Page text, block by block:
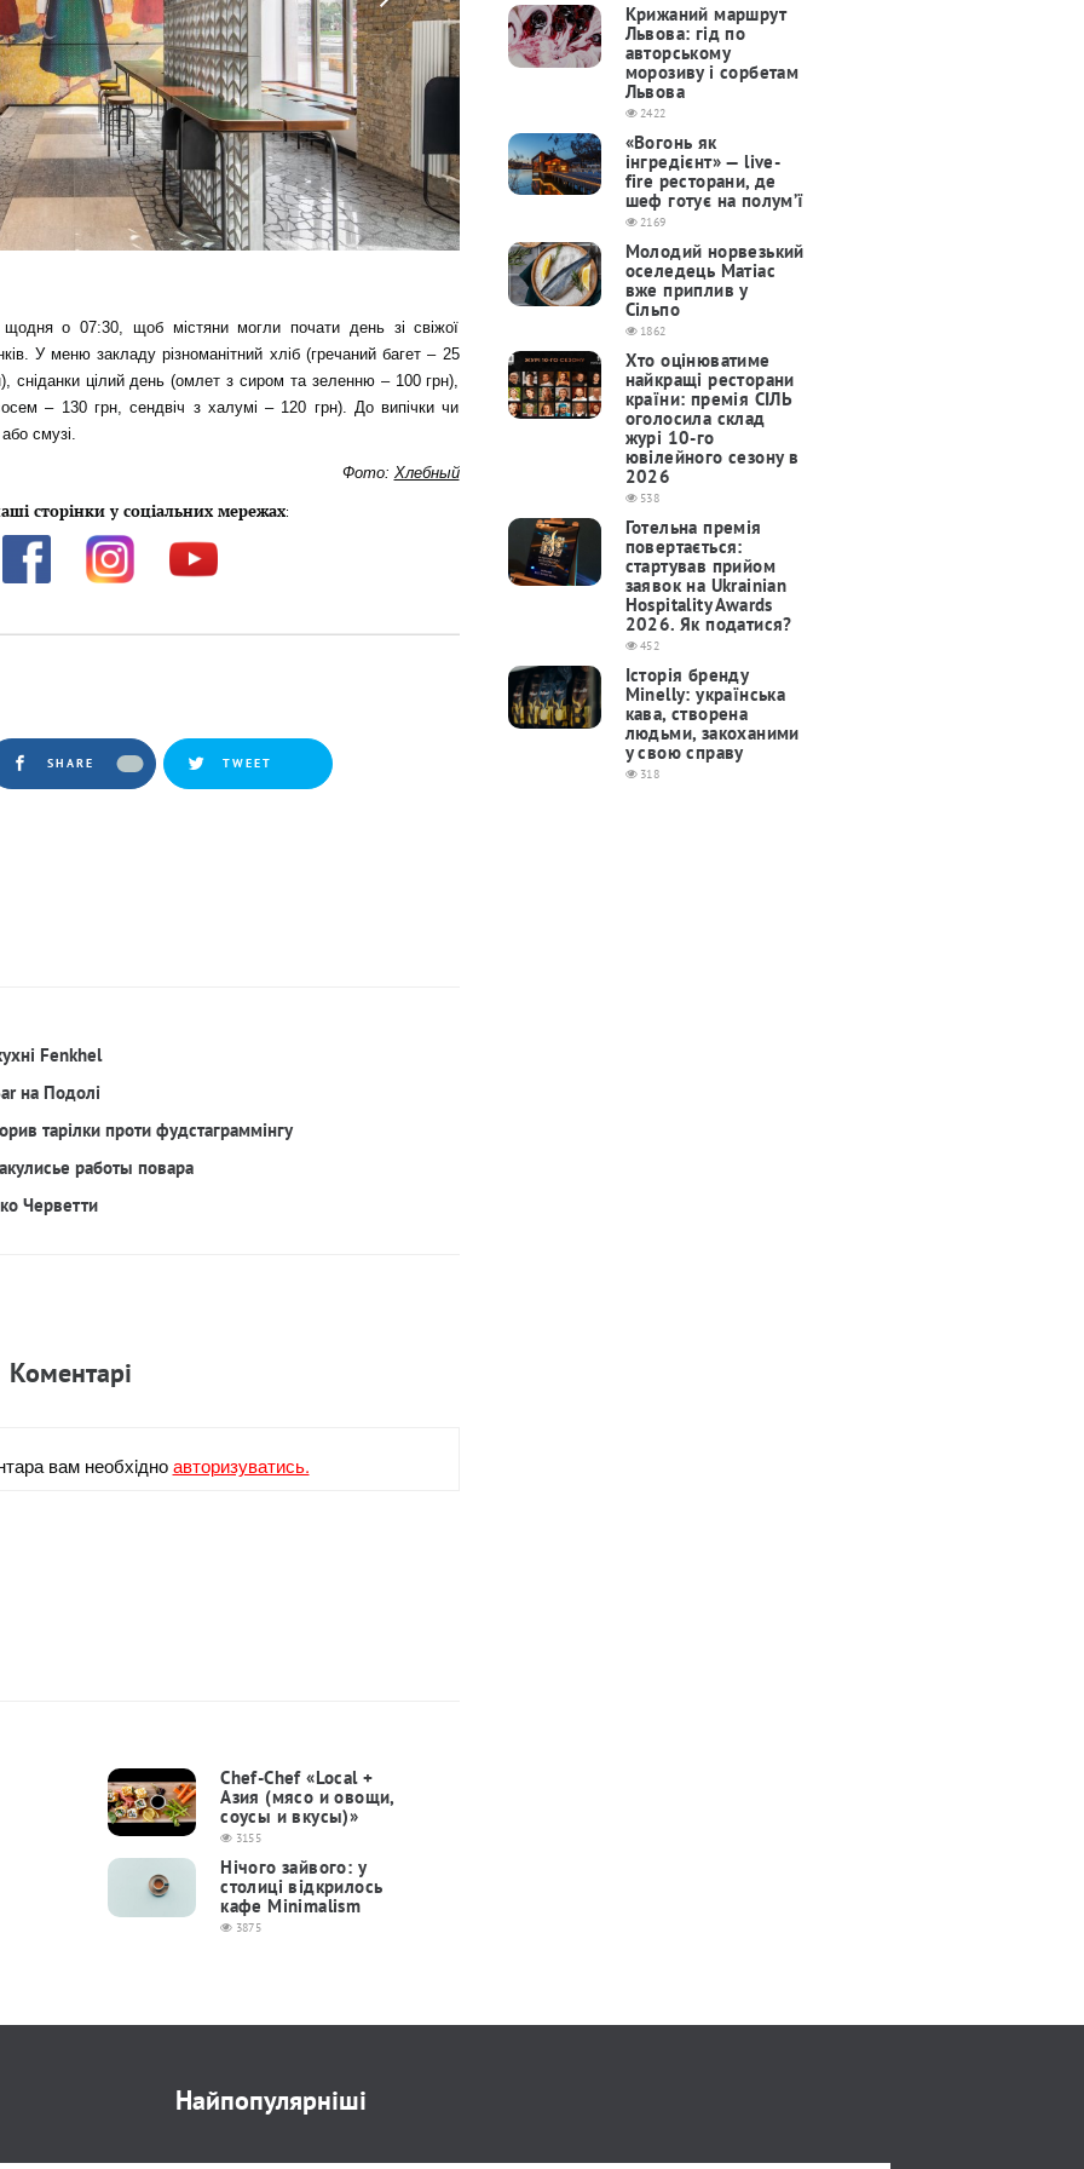
о 07:30, щоб містяни могли почати день зі свіжої
У меню закладу різноманітний хліб (гречаний багет – 25
сніданки цілий день (омлет з сиром та зеленню – 100 грн),
– 130 грн, сендвіч з халумі – 120 грн). До випічки чи
смузі.
Фото: Хлебный
сторінки у соціальних мережах:
SHARE TWEET
Fenkhel
на Подолі
тарілки проти фудстаграммінгу
работы повара
Черветти
Коментарi
вам необхiдноавторизуватись.
Chef-Chef «Local +
Азия (мясо и овощи,
соусы и вкусы)»
3155
Нічого зайвого: у
столиці відкрилось
кафе Minimalism
3875
Крижаний маршрут
Львова: гід по
авторському
морозиву і сорбетам
Львова
2422
«Вогонь як
інгредієнт» — live-
fire ресторани, де
шеф готує на полум’ї
2169
Молодий норвезький
оселедець Матіас
вже приплив у
Сільпо
1862
Хто оцінюватиме
найкращі ресторани
країни: премія СІЛЬ
оголосила склад
журі 10-го
ювілейного сезону в
2026
538
Готельна премія
повертається:
cтартував прийом
заявок на Ukrainian
Hospitality Awards
2026. Як податися?
452
Історія бренду
Minelly: українська
кава, створена
людьми, закоханими
у свою справу
318
Найпопулярніші